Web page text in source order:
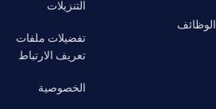
الوظائف
التنزيلات
تفضيلات ملفات
تعريف الارتباط
الخصوصية